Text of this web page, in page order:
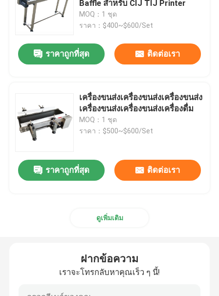
พิมพ์ ใช้ระบบการติดป้าย
ตารางเลื่อนสําหรับการโค้ด
เครื่องกรอ
เครื่องให้อาหารกล่อง
ระบบติดตามและติดตาม
Baffle สําหรับ CIJ TIJ Printer
MOQ：1 ชุด
ราคา：$400~$600/Set
ราคาถูกที่สุด ติดต่อเรา
เครื่องขนส่งเครื่องขนส่งเครื่องขนส่ง
เครื่องขนส่งเครื่องขนส่งเครื่องดื่ม
MOQ：1 ชุด
ราคา：$500~$600/Set
ราคาถูกที่สุด ติดต่อเรา
ดูเพิ่มเติม
ฝากข้อความ
เราจะโทรกลับหาคุณเร็ว ๆ นี้!